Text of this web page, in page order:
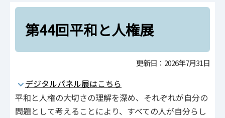
人権に関するお知らせ・講演・イベント等情報
講演・イベントなど
第44回平和と人権展
第44回平和と人権展
更新日：2026年7月31日
デジタルパネル展はこちら
平和と人権の大切さの理解を深め、それぞれが自分の
問題として考えることにより、すべての人が自分らし